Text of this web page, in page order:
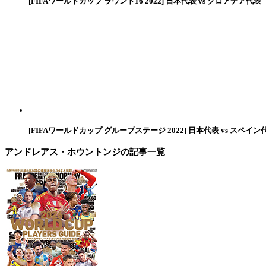
[FIFAワールドカップ グループステージ 2022] 日本代表 vs スペイン
アンドレアス・ホウントンジの記事一覧